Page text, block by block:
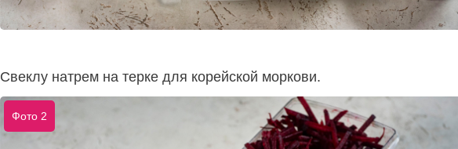
Свеклу натрем на терке для корейской моркови.
Фото 2